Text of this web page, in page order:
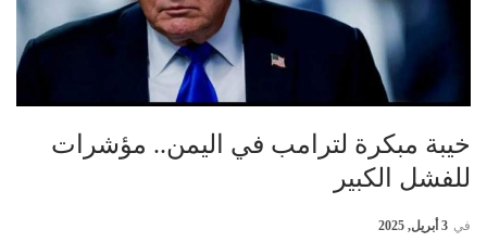
خيبة مبكرة لترامب في اليمن.. مؤشرات
للفشل الكبير
في 3 أبريل, 2025